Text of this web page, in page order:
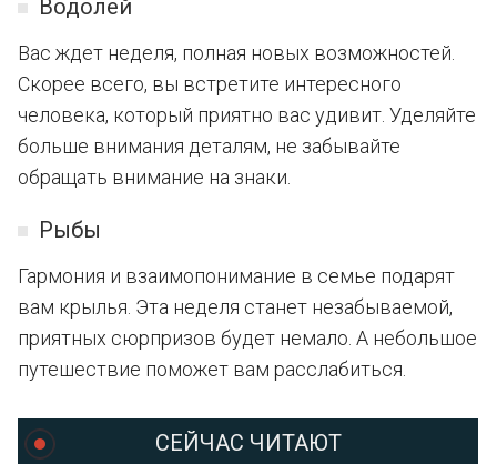
Водолей
Вас ждет неделя, полная новых возможностей.
Скорее всего, вы встретите интересного
человека, который приятно вас удивит. Уделяйте
больше внимания деталям, не забывайте
обращать внимание на знаки.
Рыбы
Гармония и взаимопонимание в семье подарят
вам крылья. Эта неделя станет незабываемой,
приятных сюрпризов будет немало. А небольшое
путешествие поможет вам расслабиться.
СЕЙЧАС ЧИТАЮТ